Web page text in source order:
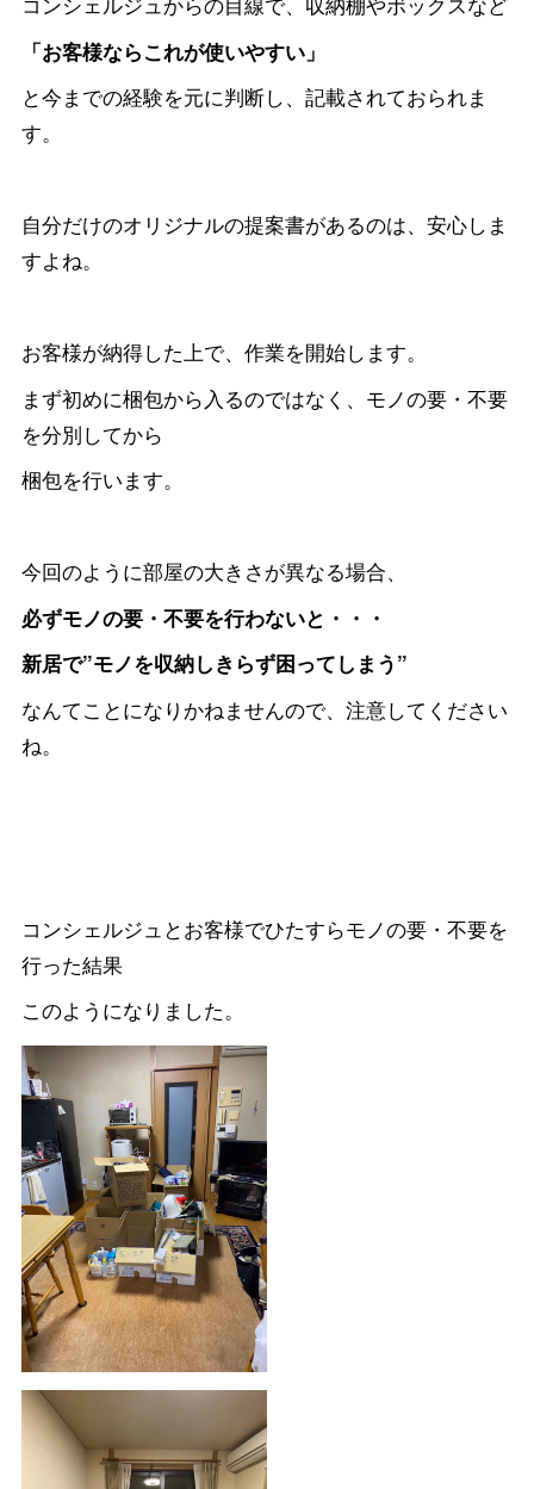
「お客様ならこれが使いやすい」
と今までの経験を元に判断し、記載されておられま
す。
自分だけのオリジナルの提案書があるのは、安心しま
すよね。
お客様が納得した上で、作業を開始します。
まず初めに梱包から入るのではなく、モノの要・不要
を分別してから
梱包を行います。
今回のように部屋の大きさが異なる場合、
必ずモノの要・不要を行わないと・・・
新居で”モノを収納しきらず困ってしまう”
なんてことになりかねませんので、注意してください
ね。
コンシェルジュとお客様でひたすらモノの要・不要を
行った結果
このようになりました。